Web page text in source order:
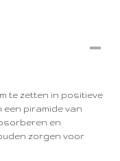
te zetten in positieve
een piramide van
en
zorgen voor